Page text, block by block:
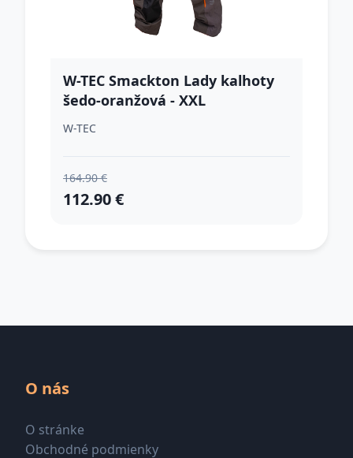
W-TEC Smackton Lady kalhoty
šedo-oranžová - XXL
W-TEC
164.90 €
112.90 €
O nás
O stránke
Obchodné podmienky